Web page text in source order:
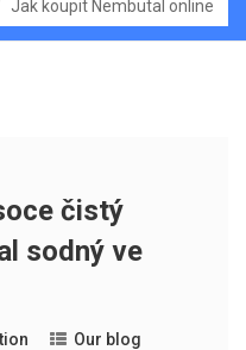
Jak koupit Nembutal online
čistý
sodný ve
Our blog